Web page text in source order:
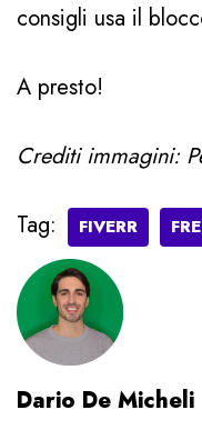
consigli usa il
A presto!
Crediti immagini:
Tag: FIVERR
Dario De Micheli